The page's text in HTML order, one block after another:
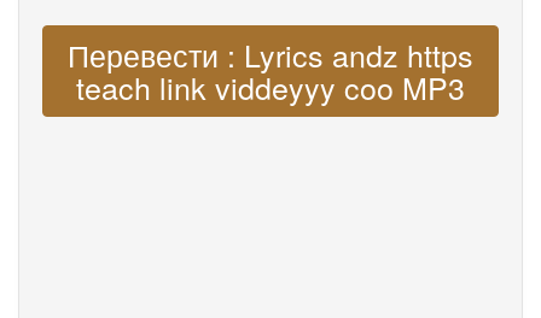
Перевести : Lyrics andz https
teach link viddeyyy coo MP3